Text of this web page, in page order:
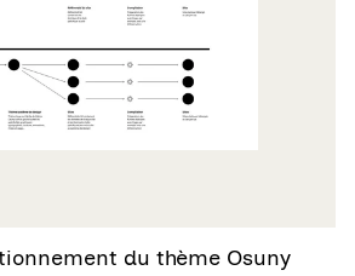
du thème Osuny